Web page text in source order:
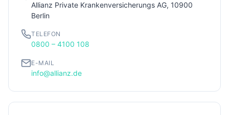
Allianz Private Krankenversicherungs AG, 10900
Berlin
TELEFON
0800 – 4100 108
E-MAIL
info@allianz.de